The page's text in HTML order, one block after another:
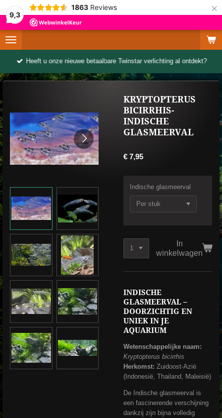
9,3
1863 Reviews ×
Heeft u onze nieuwe betaalbare Twinstar verlichting al ontdekt?
KRYPTOPTERUS
BICIRRHIS-
INDISCHE
GLASMEERVAL
€ 7,95
Indische glasmeerval
In
winkelwagen
INDISCHE
GLASMEERVAL –
DOORZICHTIG EN
UNIEK IN JE
AQUARIUM
Wetenschappelijke naam:
Kryptopterus bicirrhis
Herkomst: Zuidoost-Azië
(Indonesië, Thailand, Maleisië)
De Indische glasmeerval is
een fascinerende verschijning
dankzij zijn bijna volledig